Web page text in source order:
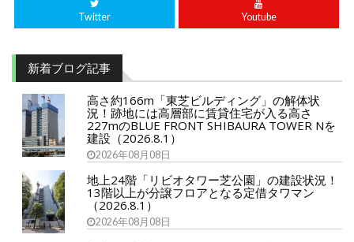
Twitter Youtube
新着ブログ記事
高さ約166m「東芝ビルディング」の解体状
況！跡地には高層部に賃貸住宅が入る高さ
227mのBLUE FRONT SHIBAURA TOWER Nを
建設（2026.8.1）
2026年08月08日
地上24階「リビオタワー芝公園」の建設状況！
13階以上が分譲フロアとなる定借タワマン
（2026.8.1）
2026年08月08日